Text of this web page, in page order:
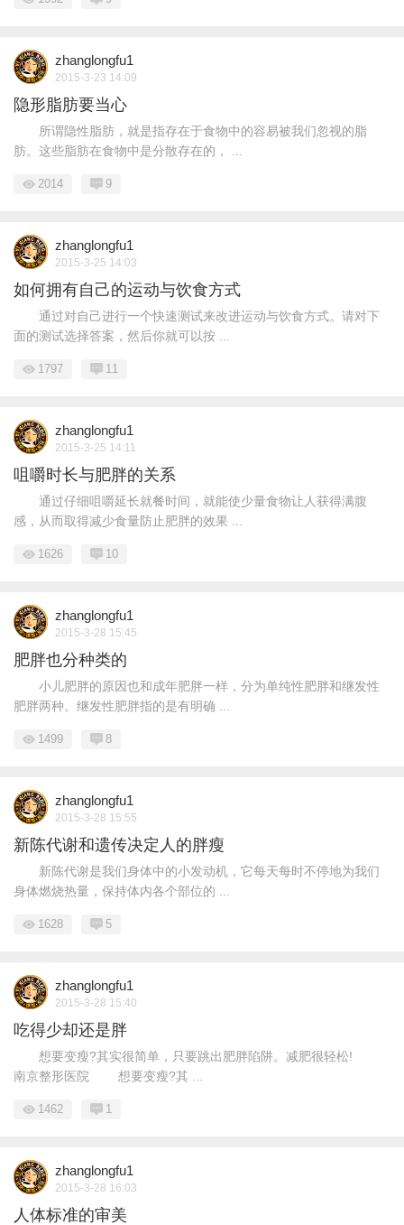
zhanglongfu1
2015-3-23 14:09
隐形脂肪要当心
所谓隐性脂肪，就是指存在于食物中的容易被我们忽视的脂
肪。这些脂肪在食物中是分散存在的， ...
2014 9
zhanglongfu1
2015-3-25 14:03
如何拥有自己的运动与饮食方式
通过对自己进行一个快速测试来改进运动与饮食方式。请对下
面的测试选择答案，然后你就可以按 ...
1797 11
zhanglongfu1
2015-3-25 14:11
咀嚼时长与肥胖的关系
通过仔细咀嚼延长就餐时间，就能使少量食物让人获得满腹
感，从而取得减少食量防止肥胖的效果 ...
1626 10
zhanglongfu1
2015-3-28 15:45
肥胖也分种类的
小儿肥胖的原因也和成年肥胖一样，分为单纯性肥胖和继发性
肥胖两种。继发性肥胖指的是有明确 ...
1499 8
zhanglongfu1
2015-3-28 15:55
新陈代谢和遗传决定人的胖瘦
新陈代谢是我们身体中的小发动机，它每天每时不停地为我们
身体燃烧热量，保持体内各个部位的 ...
1628 5
zhanglongfu1
2015-3-28 15:40
吃得少却还是胖
想要变瘦?其实很简单，只要跳出肥胖陷阱。减肥很轻松!
南京整形医院 想要变瘦?其 ...
1462 1
zhanglongfu1
2015-3-28 16:03
人体标准的审美